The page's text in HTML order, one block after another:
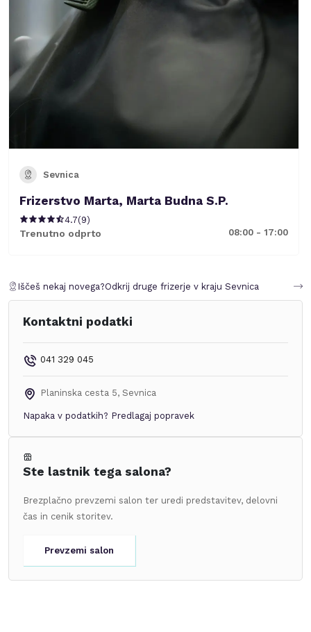
Sevnica
Frizerstvo Marta, Marta Budna S.P.
4.7(9)
Trenutno odprto 08:00 - 17:00
Iščeš nekaj novega?Odkrij druge frizerje v kraju Sevnica
Kontaktni podatki
041 329 045
Planinska cesta 5, Sevnica
Napaka v podatkih? Predlagaj popravek
Ste lastnik tega salona?
Brezplačno prevzemi salon ter uredi predstavitev, delovni
čas in cenik storitev.
Prevzemi salon